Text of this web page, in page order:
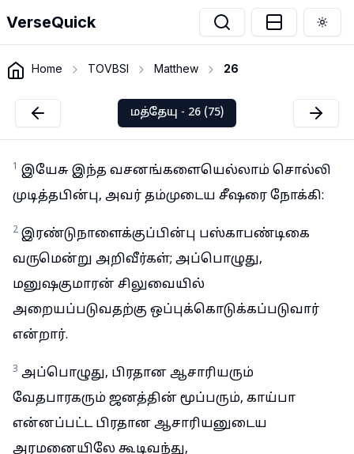
VerseQuick
Home TOVBSI Matthew 26
மத்தேயு - 26 (75)
1 இயேசு இந்த வசனங்களையெல்லாம் சொல்லி
முடித்தபின்பு, அவர் தம்முடைய சீஷரை நோக்கி:
2 இரண்டுநாளைக்குப்பின்பு பஸ்காபண்டிகை
வருமென்று அறிவீர்கள்; அப்பொழுது,
மனுஷகுமாரன் சிலுவையில்
அறையப்படுவதற்கு ஒப்புக்கொடுக்கப்படுவார்
என்றார்.
3 அப்பொழுது, பிரதான ஆசாரியரும்
வேதபாரகரும் ஜனத்தின் மூப்பரும், காய்பா
என்னப்பட்ட பிரதான ஆசாரியனுடைய
அரமனையிலே கூடிவந்து,